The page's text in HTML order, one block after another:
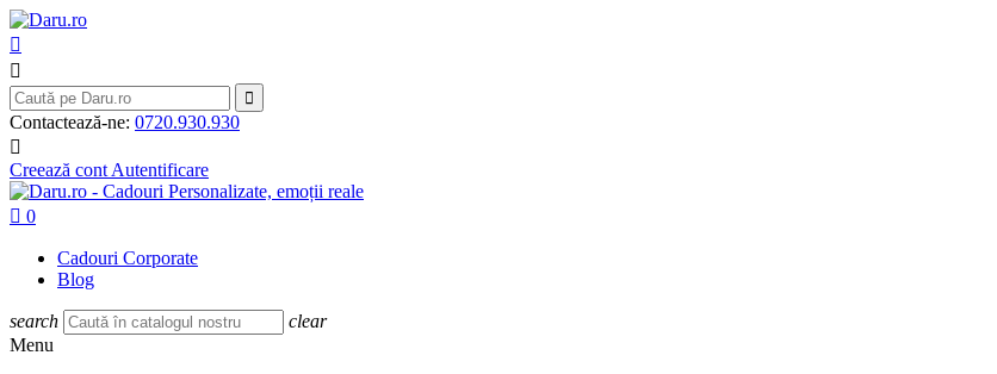



Contactează-ne: 0720.930.930

Creează cont Autentificare
 0
Cadouri Corporate
Blog
search
clear
Menu